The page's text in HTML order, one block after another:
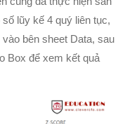
lũy kế 4 quý liên tục,
bên sheet Data, sau
Box để xem kết quả